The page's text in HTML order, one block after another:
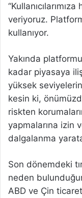
veriyoruz.
kullanıyor.
Yakında
kadar piyasaya
yüksek
kesin ki,
riskten
yapmalarına izin
dalgalanma
Son dönemdeki
neden
ABD ve Çin